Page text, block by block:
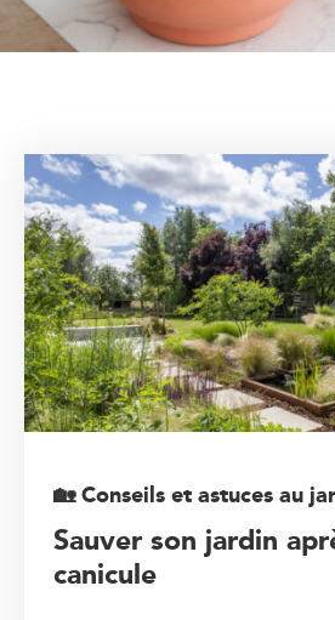
🏡 Conseils et astuces au
Sauver son jardin
canicule